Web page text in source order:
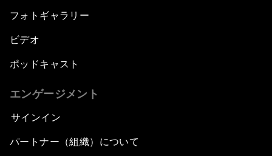
フォトギャラリー
ビデオ
ポッドキャスト
エンゲージメント
サインイン
パートナー（組織）について